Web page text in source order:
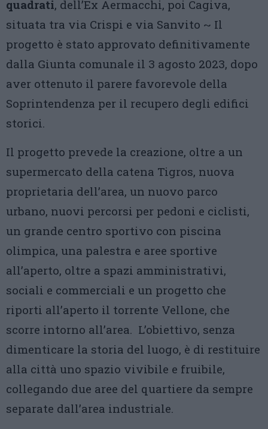
quadrati, dell’Ex Aermacchi, poi Cagiva,
situata tra via Crispi e via Sanvito ~ Il
progetto è stato approvato definitivamente
dalla Giunta comunale il 3 agosto 2023, dopo
aver ottenuto il parere favorevole della
Soprintendenza per il recupero degli edifici
storici.
Il progetto prevede la creazione, oltre a un
supermercato della catena Tigros, nuova
proprietaria dell’area, un nuovo parco
urbano, nuovi percorsi per pedoni e ciclisti,
un grande centro sportivo con piscina
olimpica, una palestra e aree sportive
all’aperto, oltre a spazi amministrativi,
sociali e commerciali e un progetto che
riporti all’aperto il torrente Vellone, che
scorre intorno all’area. L’obiettivo, senza
dimenticare la storia del luogo, è di restituire
alla città uno spazio vivibile e fruibile,
collegando due aree del quartiere da sempre
separate dall’area industriale.